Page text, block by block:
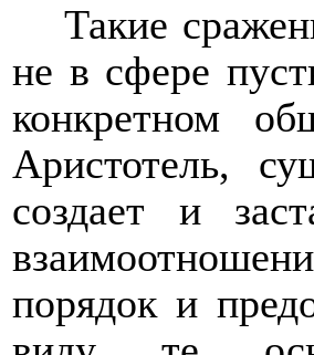
Такие
не в сфере
конкретном
Аристотель,
создает и
порядок и